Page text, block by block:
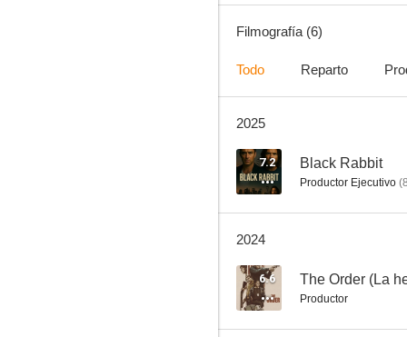
Filmografía (6)
Todo Reparto
2025
7.2 Black Rabbit
Productor Ejecutivo (
2024
6.6 The Order (La
Productor